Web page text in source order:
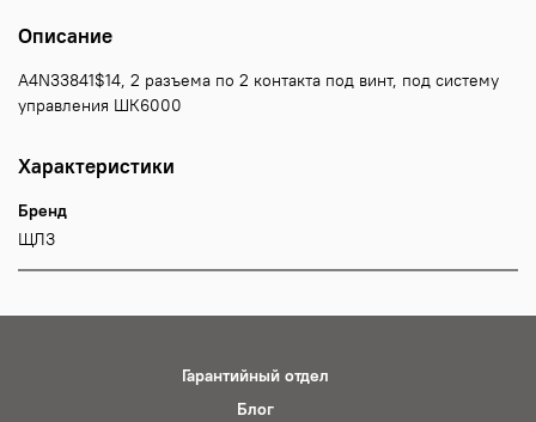
Описание
A4N33841$14, 2 разъема по 2 контакта под винт, под систему
управления ШК6000
Характеристики
Бренд
ЩЛЗ
Гарантийный отдел
Блог